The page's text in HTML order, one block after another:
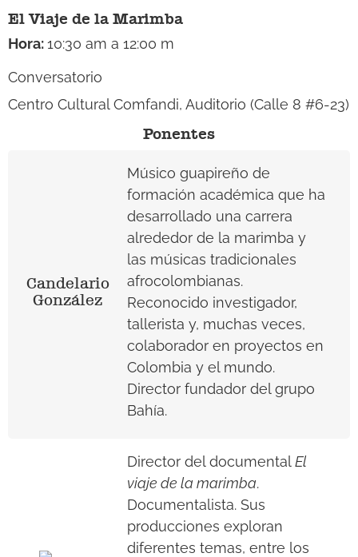
El Viaje de la Marimba
Hora:10:30 am a 12:00 m
Conversatorio
Centro Cultural Comfandi, Auditorio (Calle 8 #6-23)
Ponentes
Candelario
González
Músico guapireño de
formación académica que ha
desarrollado una carrera
alrededor de la marimba y
las músicas tradicionales
afrocolombianas.
Reconocido investigador,
tallerista y, muchas veces,
colaborador en proyectos en
Colombia y el mundo.
Director fundador del grupo
Bahía.
Director del documentalEl
viaje de la marimba.
Documentalista. Sus
producciones exploran
diferentes temas, entre los